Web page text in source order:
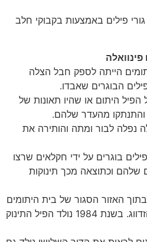
פילים באמצעות בקבוקי חלב
הייתה לספק חבל הצלה
הבוגרים שאבדו.
היתום או שהיו תאונות של
והתנתקו מהעדר שלהם.
לבור ומתה והותירה את
בוגרים על ידי חקלאים שרצו
שלהם וכתוצאה מכך תינוקות
האזור הסגור של בית היתומים
מעניקה לפילים הזדמנויות להזדווג. בשנת 1984 נולד הפיל התינוק